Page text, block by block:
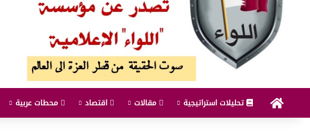
البداية تحليلات استراتيجية مقالات اقتصاد محطات عربية